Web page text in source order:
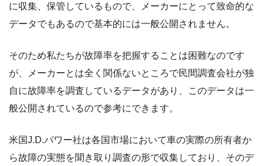
に収集、保管しているもので、メーカーにとって致命的な
データでもあるので基本的には一般公開されません。
そのため私たちが故障率を把握することは困難なのです
が、メーカーとは全く関係ないところで民間調査会社が独
自に故障率を調査しているデータがあり、このデータは一
般公開されているので参考にできます。
米国J.D.パワー社は各国市場において車の実際の所有者か
ら故障の実態を聞き取り調査の形で収集しており、そのデ